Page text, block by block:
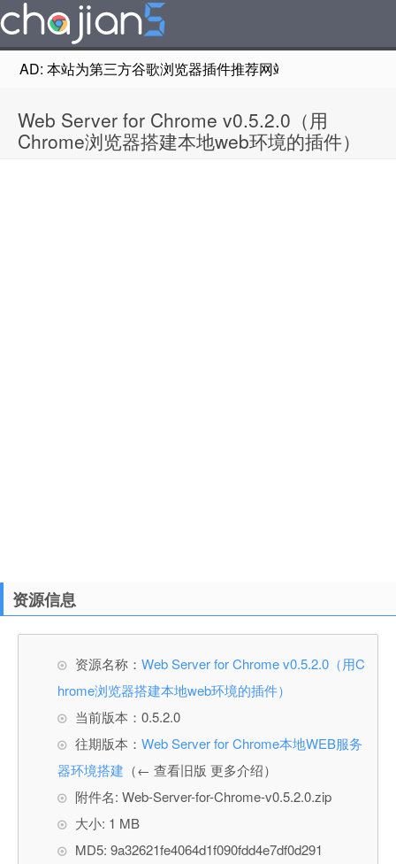
AD: 本站为第三方谷歌浏览器插件推荐网站，非Google
Web Server for Chrome v0.5.2.0（用
Chrome浏览器搭建本地web环境的插件）
资源信息
资源名称： Web Server for Chrome v0.5.2.0（用C
hrome浏览器搭建本地web环境的插件）
当前版本：0.5.2.0
往期版本： Web Server for Chrome本地WEB服务
器环境搭建 （← 查看旧版 更多介绍）
附件名: Web-Server-for-Chrome-v0.5.2.0.zip
大小: 1 MB
MD5: 9a32621fe4064d1f090fdd4e7df0d291